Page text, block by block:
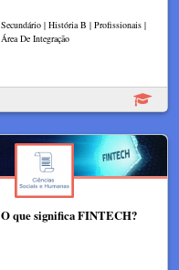
Secundário | História B | Profissionais |
Área De Integração
O que significa FINTECH?